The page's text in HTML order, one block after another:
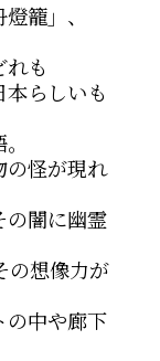
籠」、
も
らしいも
の怪が現れ
の闇に幽霊
の想像力が
の中や廊下